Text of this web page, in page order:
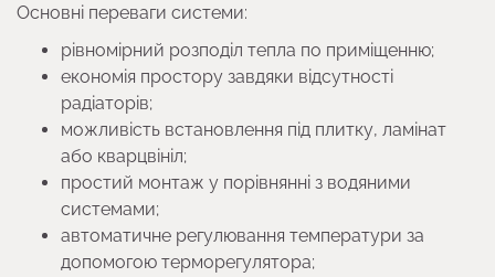
Основні переваги системи:
рівномірний розподіл тепла по приміщенню;
економія простору завдяки відсутності
радіаторів;
можливість встановлення під плитку, ламінат
або кварцвініл;
простий монтаж у порівнянні з водяними
системами;
автоматичне регулювання температури за
допомогою терморегулятора;